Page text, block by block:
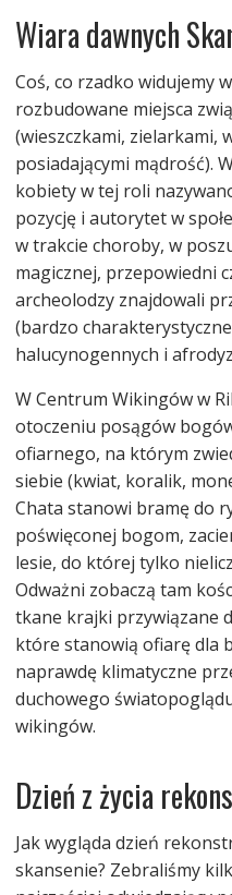
Wiara dawnych
Coś, co rzadko widujemy
rozbudowane miejsca
(wieszczkami, zielarkami,
posiadającymi mądrość).
kobiety w tej roli
pozycję i autorytet w
w trakcie choroby, w
magicznej, przepowiedni
archeolodzy znajdowali
(bardzo
halucynogennych i
W Centrum Wikingów w
otoczeniu posągów
ofiarnego, na którym
siebie (kwiat, koralik,
Chata stanowi bramę do
poświęconej bogom,
lesie, do której tylko
Odważni zobaczą tam
tkane krajki przywiązane
które stanowią ofiarę dla
naprawdę klimatyczne
duchowego
wikingów.
Dzień z życia
Jak wygląda dzień
skansenie? Zebraliśmy